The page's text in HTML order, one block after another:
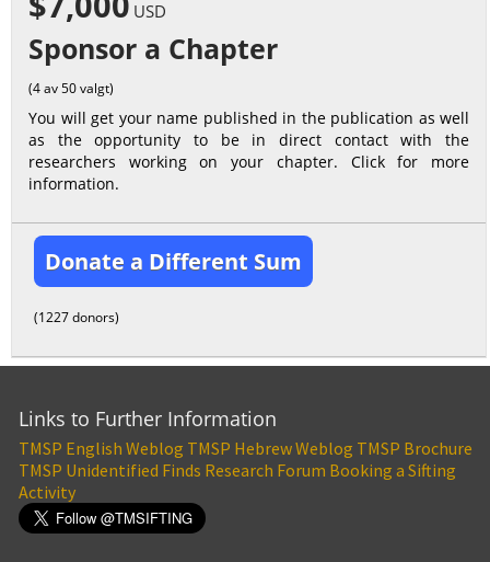
USD
Sponsor a Chapter
(4 av 50 valgt)
You will get your name published in the publication as well
as the opportunity to be in direct contact with the
researchers working on your chapter. Click for more
information.
Donate a Different Sum
(1227 donors)
Links to Further Information
TMSP English Weblog TMSP Hebrew Weblog TMSP Brochure
TMSP Unidentified Finds Research Forum Booking a Sifting
Activity